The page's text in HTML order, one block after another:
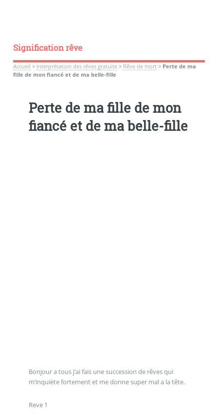
Signification rêve
Accueil > Interprétation des rêves gratuite> Rêve de mort> Perte de ma
fille de mon fiancé et de ma belle-fille
Perte de ma fille de mon
fiancé et de ma belle-fille
Bonjour a tous j’ai fais une succession de rêves qui
m’inquiète fortement et me donne super mal a la tête.
Reve 1